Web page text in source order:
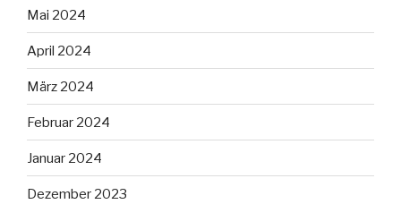
Mai 2024
April 2024
März 2024
Februar 2024
Januar 2024
Dezember 2023